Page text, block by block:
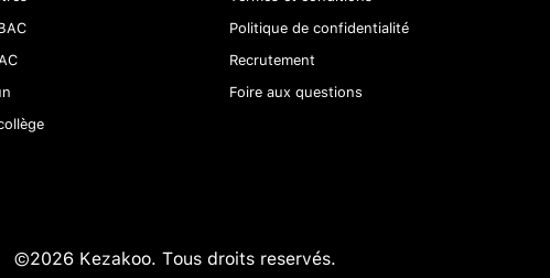
Politique de confidentialité
Recrutement
Foire aux questions
©2026 Kezakoo. Tous droits reservés.